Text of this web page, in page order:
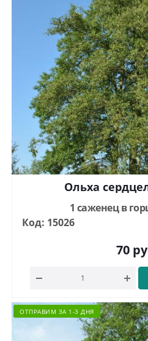
Ольха
1 саженец в
Код: 15026
70
ОТПРАВИМ ЗА 1-3 ДНЯ